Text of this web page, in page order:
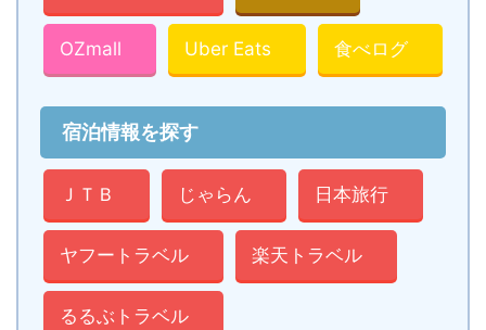
OZmall Uber Eats 食べログ
宿泊情報を探す
ＪＴＢ じゃらん 日本旅行
ヤフートラベル 楽天トラベル
るるぶトラベル